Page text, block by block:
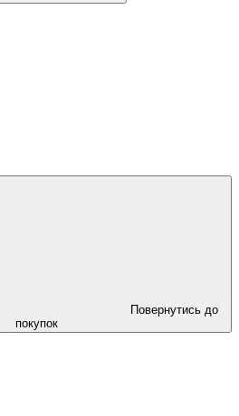
Повернутись до
покупок